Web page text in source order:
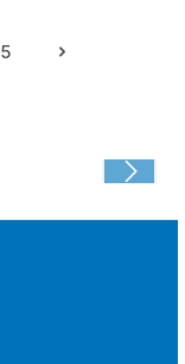
Seite
5